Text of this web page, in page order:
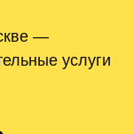
―
услуги